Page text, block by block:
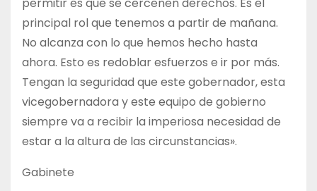
permitir es que se cercenen derechos. Es el
principal rol que tenemos a partir de mañana.
No alcanza con lo que hemos hecho hasta
ahora. Esto es redoblar esfuerzos e ir por más.
Tengan la seguridad que este gobernador, esta
vicegobernadora y este equipo de gobierno
siempre va a recibir la imperiosa necesidad de
estar a la altura de las circunstancias».
Gabinete